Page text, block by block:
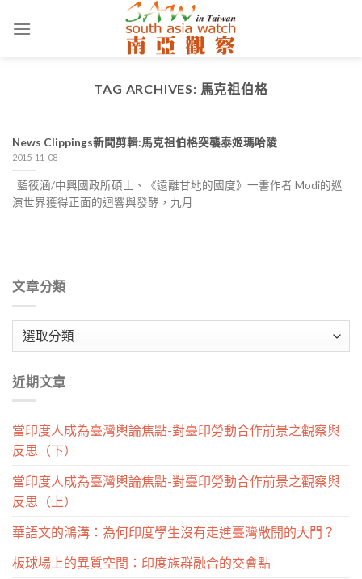
TAG ARCHIVES: 馬克祖伯格
News Clippings新聞剪輯:馬克祖伯格突襲泰姬瑪哈陵
2015-11-08
藍筱涵/中興國政所碩士、《遠離甘地的國度》一書作者 Modi的巡
演世界獲得正面的迴響與發酵，九月
文章分類
類
近期文章
當印度人成為臺灣輿論焦點-對臺印勞動合作前景之觀察與
反思（下）
當印度人成為臺灣輿論焦點-對臺印勞動合作前景之觀察與
反思（上）
華語文的鴻溝：為何印度學生沒有走進臺灣敞開的大門？
板球場上的異質空間：印度族群融合的交會點